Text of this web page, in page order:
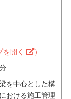
を開く
）
を中心とした構
おける施工管理